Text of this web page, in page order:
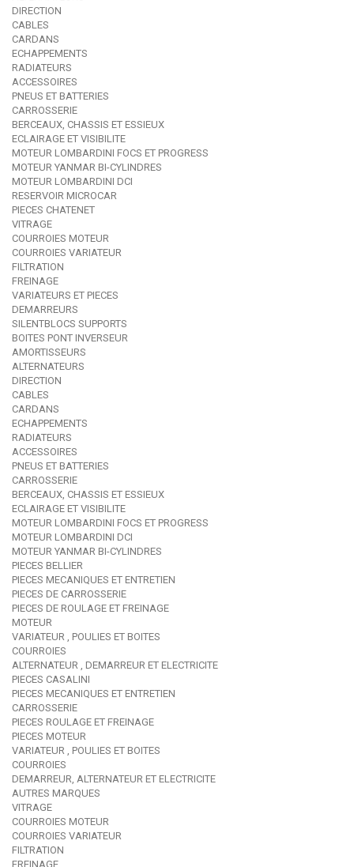
DIRECTION
CABLES
CARDANS
ECHAPPEMENTS
RADIATEURS
ACCESSOIRES
PNEUS ET BATTERIES
CARROSSERIE
BERCEAUX, CHASSIS ET ESSIEUX
ECLAIRAGE ET VISIBILITE
MOTEUR LOMBARDINI FOCS ET PROGRESS
MOTEUR YANMAR BI-CYLINDRES
MOTEUR LOMBARDINI DCI
RESERVOIR MICROCAR
PIECES CHATENET
VITRAGE
COURROIES MOTEUR
COURROIES VARIATEUR
FILTRATION
FREINAGE
VARIATEURS ET PIECES
DEMARREURS
SILENTBLOCS SUPPORTS
BOITES PONT INVERSEUR
AMORTISSEURS
ALTERNATEURS
DIRECTION
CABLES
CARDANS
ECHAPPEMENTS
RADIATEURS
ACCESSOIRES
PNEUS ET BATTERIES
CARROSSERIE
BERCEAUX, CHASSIS ET ESSIEUX
ECLAIRAGE ET VISIBILITE
MOTEUR LOMBARDINI FOCS ET PROGRESS
MOTEUR LOMBARDINI DCI
MOTEUR YANMAR BI-CYLINDRES
PIECES BELLIER
PIECES MECANIQUES ET ENTRETIEN
PIECES DE CARROSSERIE
PIECES DE ROULAGE ET FREINAGE
MOTEUR
VARIATEUR , POULIES ET BOITES
COURROIES
ALTERNATEUR , DEMARREUR ET ELECTRICITE
PIECES CASALINI
PIECES MECANIQUES ET ENTRETIEN
CARROSSERIE
PIECES ROULAGE ET FREINAGE
PIECES MOTEUR
VARIATEUR , POULIES ET BOITES
COURROIES
DEMARREUR, ALTERNATEUR ET ELECTRICITE
AUTRES MARQUES
VITRAGE
COURROIES MOTEUR
COURROIES VARIATEUR
FILTRATION
FREINAGE